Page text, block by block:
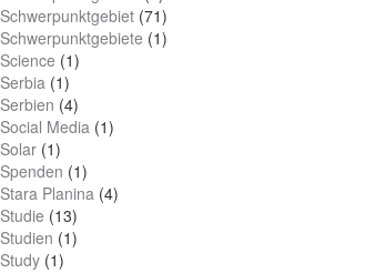
Schwerpunktgebiet (71)
Schwerpunktgebiete (1)
Science (1)
Serbia (1)
Serbien (4)
Social Media (1)
Solar (1)
Spenden (1)
Stara Planina (4)
Studie (13)
Studien (1)
Study (1)